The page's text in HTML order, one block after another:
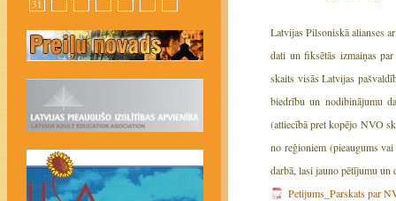
Latvijas Pilsoniskā alianses
dati un fiksētās izmaiņas
skaits visās Latvijas
biedrību un nodibinājumu
(attiecībā pret kopējo NVO
no reģioniem (pieaugums
darbā, lasi jauno pētījumu un
Petijums_Parskats par
31